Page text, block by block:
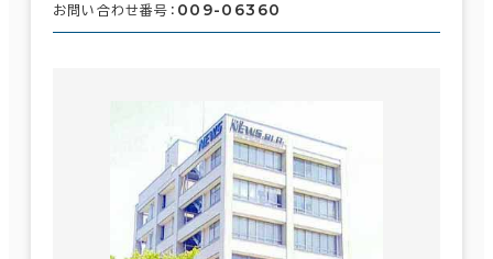
お問い合わせ番号： 009-06360